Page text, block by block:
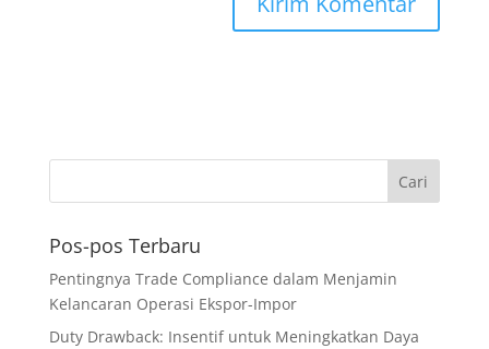
Pos-pos Terbaru
Pentingnya Trade Compliance dalam Menjamin
Kelancaran Operasi Ekspor-Impor
Duty Drawback: Insentif untuk Meningkatkan Daya